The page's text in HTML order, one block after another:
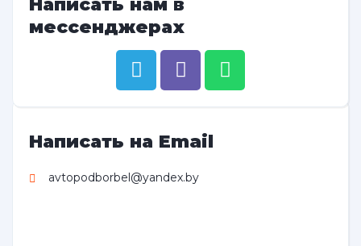
мессенджерах
Написать на Email
avtopodborbel@yandex.by